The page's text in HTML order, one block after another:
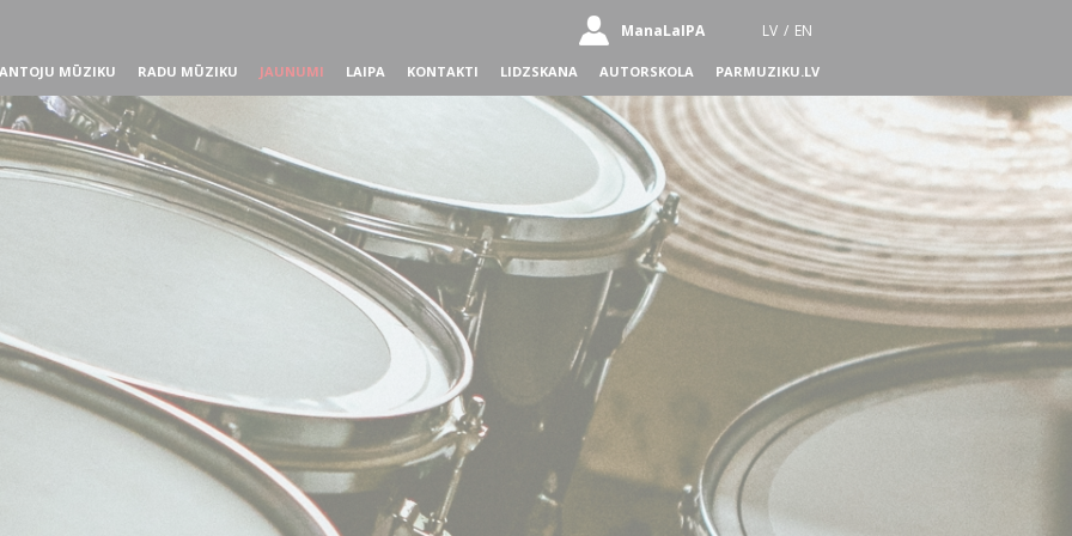
ManaLaIPA LV / EN
MŪZIKU RADU MŪZIKU JAUNUMI LAIPA KONTAKTI LIDZSKANA AUTORSKOLA PARMUZIKU.LV